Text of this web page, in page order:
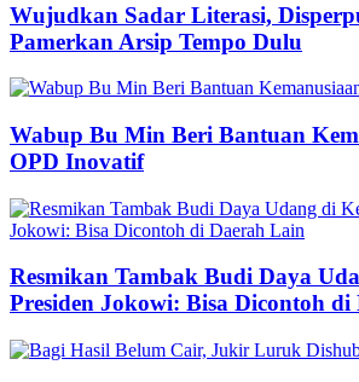
Wujudkan Sadar Literasi,
Pamerkan Arsip Tempo Dulu
Wabup Bu Min Beri Bantuan
OPD Inovatif
Resmikan Tambak Budi Daya
Presiden Jokowi: Bisa Dicontoh